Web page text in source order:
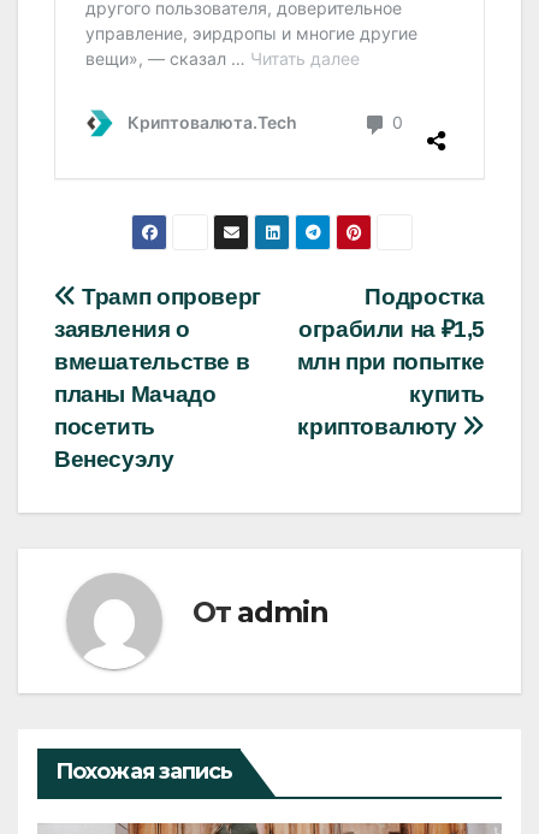
Навигация
по
записям
Подростка
ограбили на ₽1,5
млн при попытке
купить
криптовалюту
Трамп опроверг
заявления о
вмешательстве в
планы Мачадо
посетить
Венесуэлу
От admin
Похожая запись